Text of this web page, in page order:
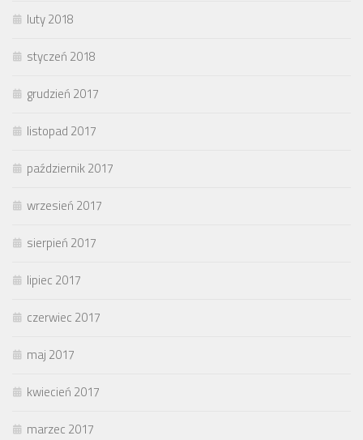
luty 2018
styczeń 2018
grudzień 2017
listopad 2017
październik 2017
wrzesień 2017
sierpień 2017
lipiec 2017
czerwiec 2017
maj 2017
kwiecień 2017
marzec 2017